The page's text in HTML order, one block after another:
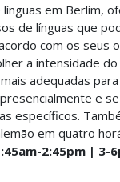
línguas em Berlim,
de línguas que
com os seus
a intensidade
adequadas
e
específicos.
em quatro
2:45pm | 3-